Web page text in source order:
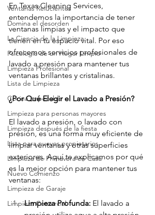
Ventanas Relucientes
Domina el desorden
La Ciencia de la Limpieza
Psicología de un Hogar Limpio
Limpieza Profesional
Lista de Limpieza
Cocina Impecable
Limpieza para personas mayores
Limpieza después de la fiesta
Lista para nuevos propietarios
Limpieza de Primavera en Casa
Nuevo Comienzo
Limpieza de Garaje
Limpieza Comercial
En Texas Cleaning Services,
entendemos la importancia de tener
ventanas limpias y el impacto que
tienen en tu espacio vital. Por eso
ofrecemos servicios profesionales de
lavado a presión para mantener tus
ventanas brillantes y cristalinas.
¿Por Qué Elegir el Lavado a Presión?
El lavado a presión, o lavado con
presión, es una forma muy eficiente de
limpiar ventanas y otras superficies
exteriores. Aquí te explicamos por qué
es la mejor opción para mantener tus
ventanas:
Limpieza Profunda: El lavado a